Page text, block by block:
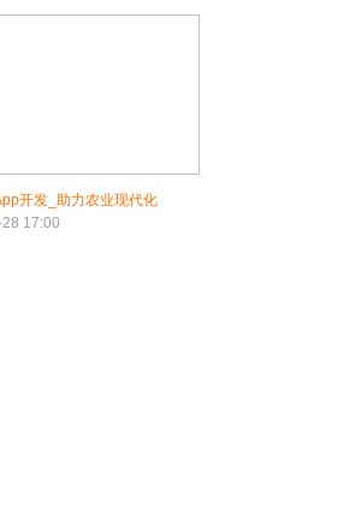
开发_助力农业现代化
17:00